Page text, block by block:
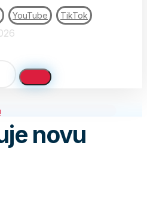
YouTube TikTok
novu